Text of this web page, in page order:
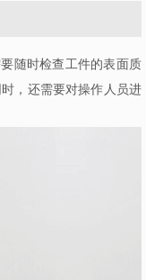
随时检查工件的表面质
，还需要对操作人员进